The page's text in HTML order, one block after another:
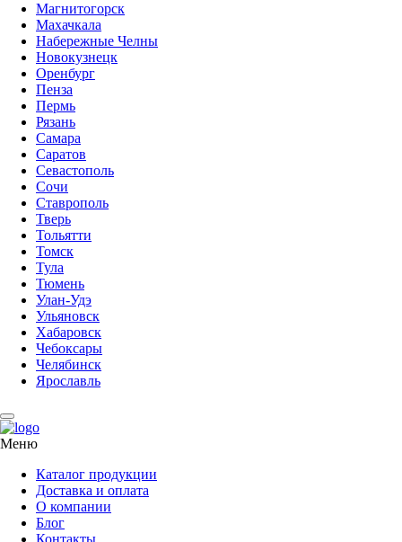
Магнитогорск
Махачкала
Набережные Челны
Новокузнецк
Оренбург
Пенза
Пермь
Рязань
Самара
Саратов
Севастополь
Сочи
Ставрополь
Тверь
Тольятти
Томск
Тула
Тюмень
Улан-Удэ
Ульяновск
Хабаровск
Чебоксары
Челябинск
Ярославль
Меню
Каталог продукции
Доставка и оплата
О компании
Блог
Контакты